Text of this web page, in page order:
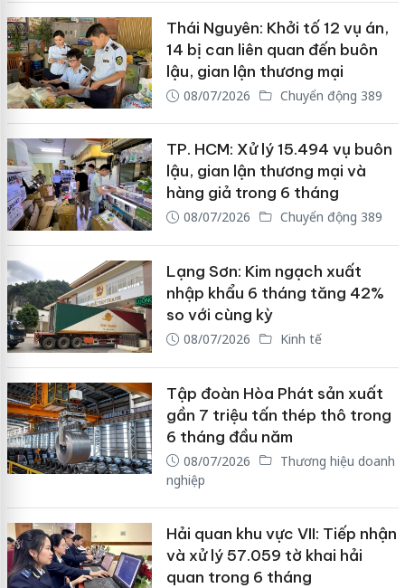
Thái Nguyên: Khởi tố 12 vụ án,
14 bị can liên quan đến buôn
lậu, gian lận thương mại
08/07/2026 Chuyển động 389
TP. HCM: Xử lý 15.494 vụ buôn
lậu, gian lận thương mại và
hàng giả trong 6 tháng
08/07/2026 Chuyển động 389
Lạng Sơn: Kim ngạch xuất
nhập khẩu 6 tháng tăng 42%
so với cùng kỳ
08/07/2026 Kinh tế
Tập đoàn Hòa Phát sản xuất
gần 7 triệu tấn thép thô trong
6 tháng đầu năm
08/07/2026
Thương hiệu doanh
nghiệp
Hải quan khu vực VII: Tiếp nhận
và xử lý 57.059 tờ khai hải
quan trong 6 tháng